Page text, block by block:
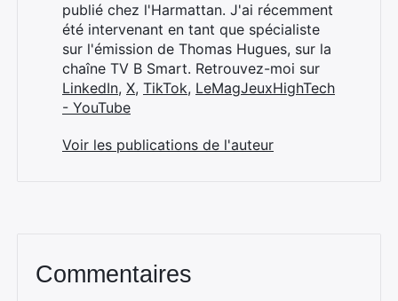
publié chez l'Harmattan. J'ai récemment
été intervenant en tant que spécialiste
sur l'émission de Thomas Hugues, sur la
chaîne TV B Smart. Retrouvez-moi sur
LinkedIn, X, TikTok, LeMagJeuxHighTech
- YouTube
Voir les publications de l'auteur
Commentaires